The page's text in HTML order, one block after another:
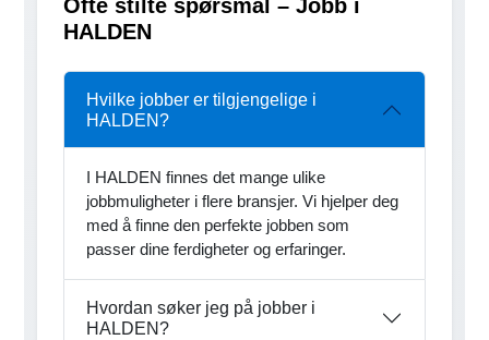
Ofte stilte spørsmål – Jobb i
HALDEN
Hvilke jobber er tilgjengelige i
HALDEN?
I HALDEN finnes det mange ulike
jobbmuligheter i flere bransjer. Vi hjelper deg
med å finne den perfekte jobben som
passer dine ferdigheter og erfaringer.
Hvordan søker jeg på jobber i
HALDEN?